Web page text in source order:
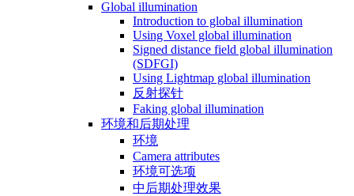
Global illumination
Introduction to global illumination
Using Voxel global illumination
Signed distance field global illumination
(SDFGI)
Using Lightmap global illumination
反射探针
Faking global illumination
环境和后期处理
环境
Camera attributes
环境可选项
中后期处理效果